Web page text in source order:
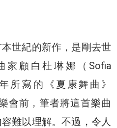
世紀的新作，是剛去世
家顧白杜琳娜（Sofia
所寫的《夏康舞曲》
會前，筆者將這首樂曲
難以理解。不過，令人